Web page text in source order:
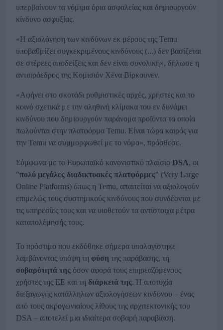
υπερβαίνουν τα νόμιμα όρια ασφαλείας και δημιουργούν
κίνδυνο ασφυξίας.
«Η αξιολόγηση των κινδύνων εκ μέρους της Temu
υποβαθμίζει συγκεκριμένους κινδύνους (...) δεν βασίζεται
σε στέρεες αποδείξεις και δεν είναι συνολική», δήλωσε η
αντιπρόεδρος της Κομισιόν Χένα Βίρκουνεν.
«Αφήνει στο σκοτάδι ρυθμιστικές αρχές, χρήστες και το
κοινό σχετικά με την αληθινή κλίμακα του εν δυνάμει
κινδύνου που δημιουργούν παράνομα προϊόντα τα οποία
πωλούνται στην πλατφόρμα Temu. Είναι τώρα καιρός για
την Temu να συμμορφωθεί με το νόμο», πρόσθεσε.
Σύμφωνα με το Ευρωπαϊκό κανονιστικό πλαίσιο DSA, οι
"πολύ μεγάλες διαδικτυακές πλατφόρμες" (Very Large
Online Platforms) όπως η Temu, απαιτείται να αξιολογούν
επιμελώς τους συστημικούς κινδύνους που συνδέονται με
τις υπηρεσίες τους και να υιοθετούν τα αντίστοιχα μέτρα
καταπολέμησής τους.
Το πρόστιμο που εκδόθηκε σήμερα υπολογίστηκε
λαμβάνοντας υπόψη τη φύση της παράβασης, τη
σοβαρότητά της όσον αφορά τους επηρεαζόμενους
χρήστες της ΕΕ και τη διάρκειά της. Η αποτυχία
διεξαγωγής κατάλληλων αξιολογήσεων κινδύνου – ένας
από τους ακρογωνιαίους λίθους της αρχιτεκτονικής του
DSA – αποτελεί μια ιδιαίτερα σοβαρή παραβίαση.